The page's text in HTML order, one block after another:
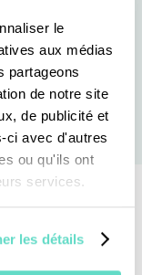
le
aux médias
partageons
de notre site
de publicité et
ci avec d'autres
ou qu'ils ont
services.
les détails